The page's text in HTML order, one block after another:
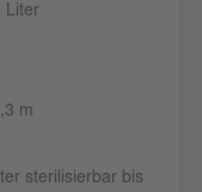
Liter
m
sterilisierbar bis